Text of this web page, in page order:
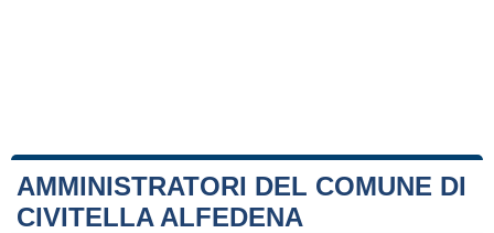
AMMINISTRATORI DEL COMUNE DI
CIVITELLA ALFEDENA